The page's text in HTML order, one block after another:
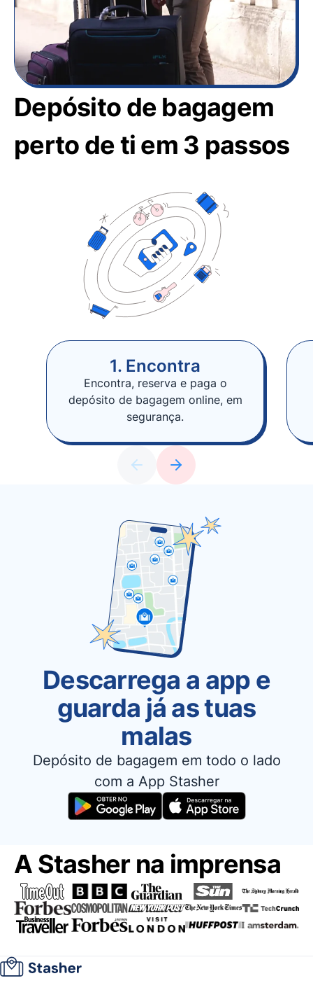
Depósito de bagagem
perto de ti em 3 passos
1. Encontra
Encontra, reserva e paga o
depósito de bagagem online, em
segurança.
Descarrega a app e
guarda já as tuas
malas
Depósito de bagagem em todo o lado
com a App Stasher
A Stasher na imprensa